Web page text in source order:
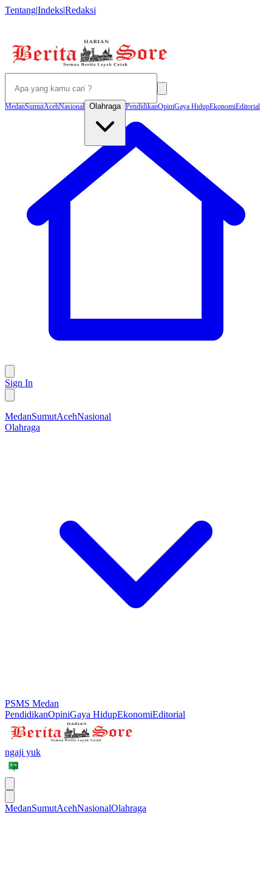
Tentang|Indeks|Redaksi
MedanSumutAcehNasional Olahraga PendidikanOpiniGaya HidupEkonomiEditorial
Sign In
MedanSumutAcehNasional
Olahraga
PSMS Medan
PendidikanOpiniGaya HidupEkonomiEditorial
ngaji yuk
MedanSumutAcehNasionalOlahraga